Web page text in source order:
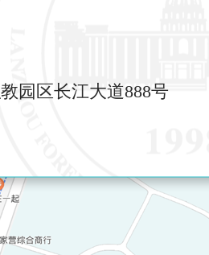
园区长江大道888号